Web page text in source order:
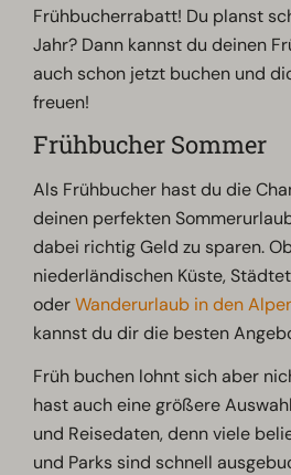
Frühbucherrabatt! Du planst
Jahr? Dann kannst du deinen
auch schon jetzt buchen und
freuen!
Frühbucher Sommer
Als Frühbucher hast du die
deinen perfekten
dabei richtig Geld zu sparen.
niederländischen Küste,
oderWanderurlaub in den
kannst du dir die besten
Früh buchen lohnt sich aber
hast auch eine größere
und Reisedaten, denn viele
und Parks sind schnell